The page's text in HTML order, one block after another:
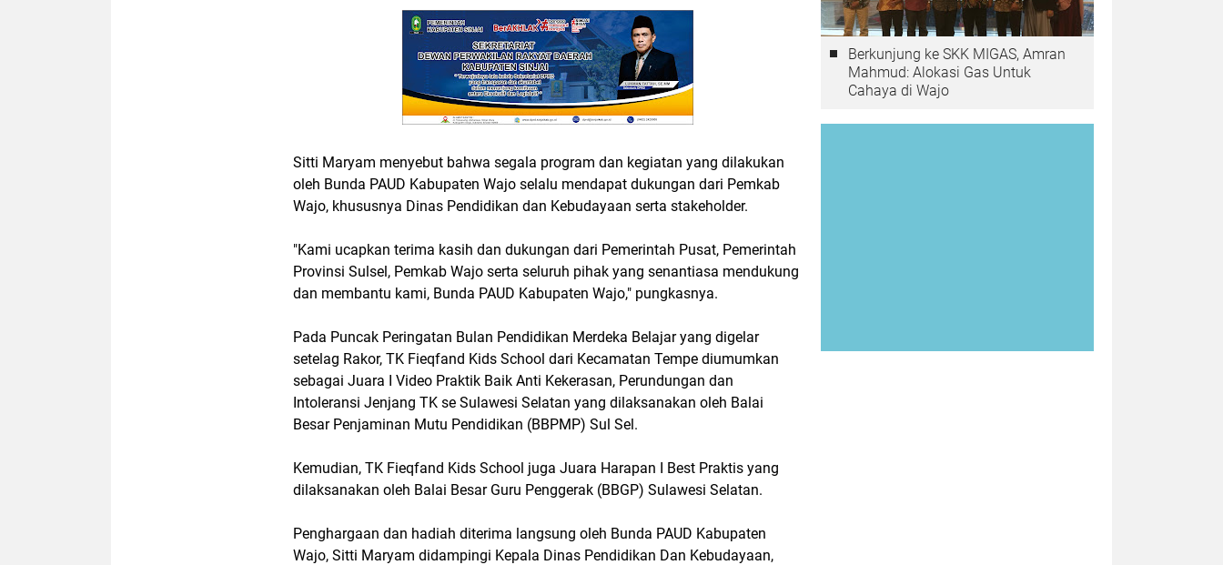
Sitti Maryam menyebut bahwa segala program dan kegiatan yang dilakukan
oleh Bunda PAUD Kabupaten Wajo selalu mendapat dukungan dari Pemkab
Wajo, khususnya Dinas Pendidikan dan Kebudayaan serta stakeholder.
"Kami ucapkan terima kasih dan dukungan dari Pemerintah Pusat, Pemerintah
Provinsi Sulsel, Pemkab Wajo serta seluruh pihak yang senantiasa mendukung
dan membantu kami, Bunda PAUD Kabupaten Wajo," pungkasnya.
Pada Puncak Peringatan Bulan Pendidikan Merdeka Belajar yang digelar
setelag Rakor, TK Fieqfand Kids School dari Kecamatan Tempe diumumkan
sebagai Juara I Video Praktik Baik Anti Kekerasan, Perundungan dan
Intoleransi Jenjang TK se Sulawesi Selatan yang dilaksanakan oleh Balai
Besar Penjaminan Mutu Pendidikan (BBPMP) Sul Sel.
Kemudian, TK Fieqfand Kids School juga Juara Harapan I Best Praktis yang
dilaksanakan oleh Balai Besar Guru Penggerak (BBGP) Sulawesi Selatan.
Penghargaan dan hadiah diterima langsung oleh Bunda PAUD Kabupaten
Wajo, Sitti Maryam didampingi Kepala Dinas Pendidikan Dan Kebudayaan,
Berkunjung ke SKK MIGAS, Amran
Mahmud: Alokasi Gas Untuk
Cahaya di Wajo